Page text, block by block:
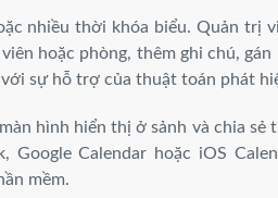
nhiều thời khóa biểu. Quản trị
hoặc phòng, thêm ghi chú,
sự hỗ trợ của thuật toán phát
hình hiển thị ở sảnh và chia sẻ
Google Calendar hoặc iOS
mềm.